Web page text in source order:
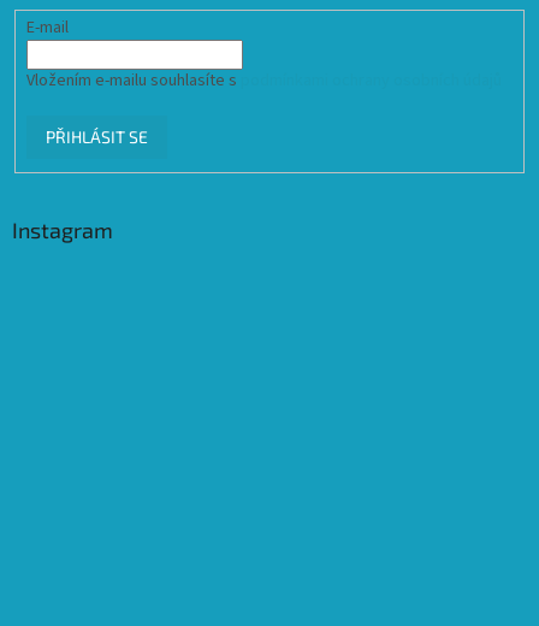
E-mail
Vložením e-mailu souhlasíte s
PŘIHLÁSIT SE
Instagram